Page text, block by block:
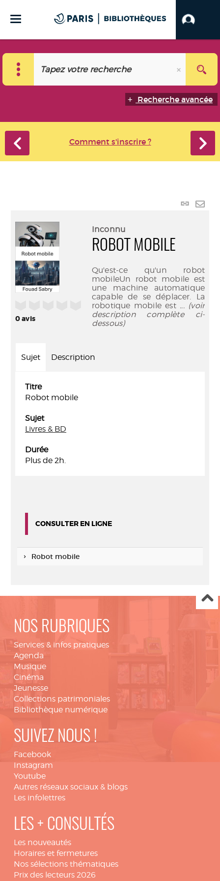
Recherche avancée
Comment s'inscrire ?
Lien
0avis
Inconnu
ROBOT MOBILE
Qu'est-ce qu'un robot
mobileUn robot mobile est
une machine automatique
capable de se déplacer. La
robotique mobile est ... (voir
description complète ci-
dessous)
Sujet Description
Titre
Robot mobile
Sujet
Livres & BD
Durée
Plus de 2h.
CONSULTER EN LIGNE
Robot mobile
NOS RUBRIQUES
Services & infos pratiques
Agenda
Musique
Cinéma
Jeunesse
Collections patrimoniales
Bibliothèque numérique
SUIVEZ NOUS !
Facebook
Instagram
Youtube
Autres réseaux sociaux & blogs
Les infolettres
LES + CONSULTÉS
Les nouveautés
Horaires et fermetures
Nos sélections thématiques
Prix des lecteurs 2026